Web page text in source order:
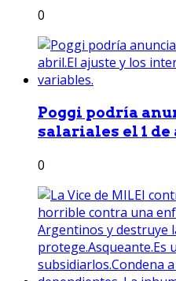
0
Poggi podría
salariales el 1
0